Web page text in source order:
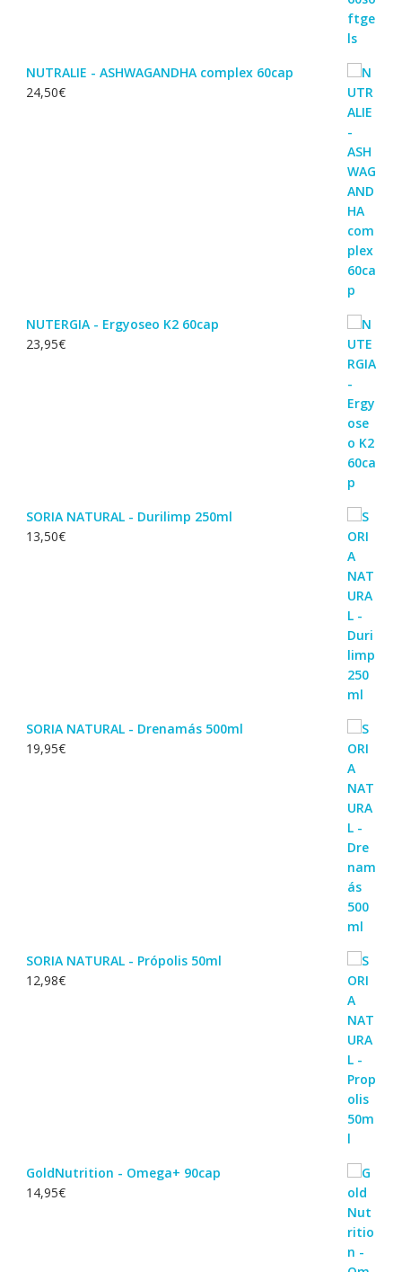
NUTRALIE - ASHWAGANDHA complex 60cap
24,50€
NUTERGIA - Ergyoseo K2 60cap
23,95€
SORIA NATURAL - Durilimp 250ml
13,50€
SORIA NATURAL - Drenamás 500ml
19,95€
SORIA NATURAL - Própolis 50ml
12,98€
GoldNutrition - Omega+ 90cap
14,95€